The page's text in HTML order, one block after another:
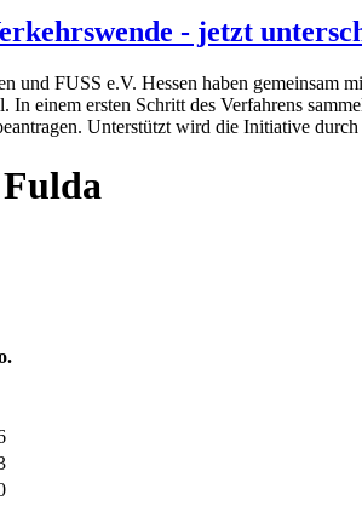
- jetzt
und FUSS e.V. Hessen haben gemeinsam
In einem ersten Schritt des Verfahrens
Unterstützt wird die Initiative durch